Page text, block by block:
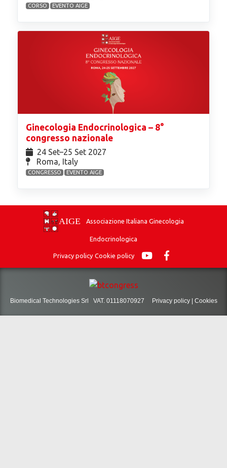
CORSO EVENTO AIGE
Ginecologia Endocrinologica – 8°
congresso nazionale
24 Set⁠–25 Set 2027
Roma, Italy
CONGRESSO EVENTO AIGE
Associazione Italiana Ginecologia
Endocrinologica
Privacy policy Cookie policy
Biomedical Technologies Srl VAT. 01118070927 Privacy policy| Cookies